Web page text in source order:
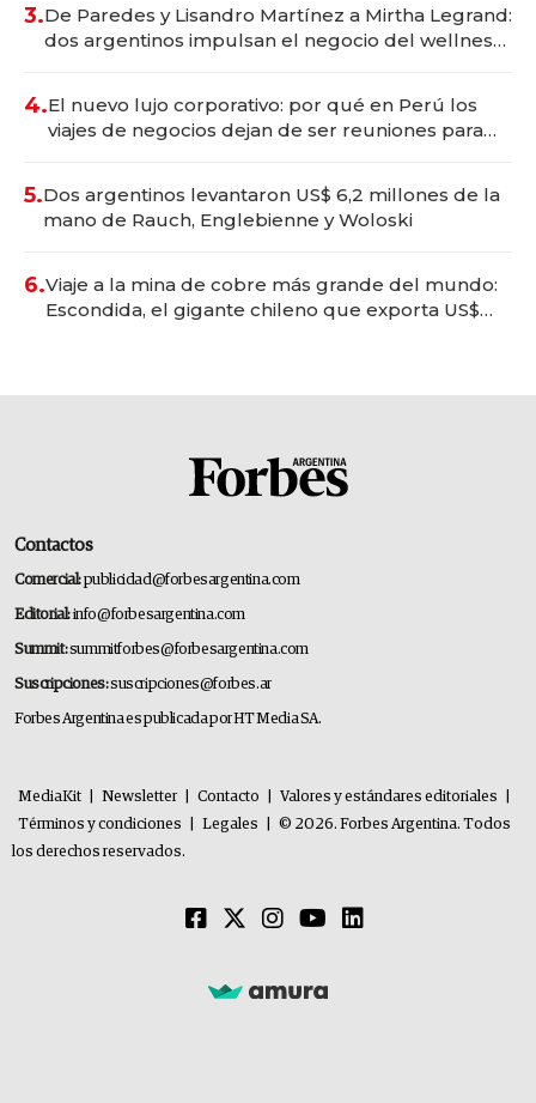
3.De Paredes y Lisandro Martínez a Mirtha Legrand:
dos argentinos impulsan el negocio del wellness
4.El nuevo lujo corporativo: por qué en Perú los
viajes de negocios dejan de ser reuniones para
5.Dos argentinos levantaron US$ 6,2 millones de la
mano de Rauch, Englebienne y Woloski
6.Viaje a la mina de cobre más grande del mundo:
Escondida, el gigante chileno que exporta US$
Contactos
Comercial:publicidad@forbesargentina.com
Editorial:info@forbesargentina.com
Summit:summitforbes@forbesargentina.com
Suscripciones:suscripciones@forbes.ar
Forbes Argentina es publicada por HT Media SA.
MediaKit Newsletter Contacto Valores y estándares editoriales
Términos y condiciones
Legales
© 2026. Forbes Argentina. Todos
los derechos reservados.